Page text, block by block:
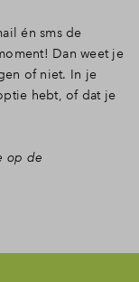
én sms de
Dan weet je
of niet. In je
hebt, of dat je
op de